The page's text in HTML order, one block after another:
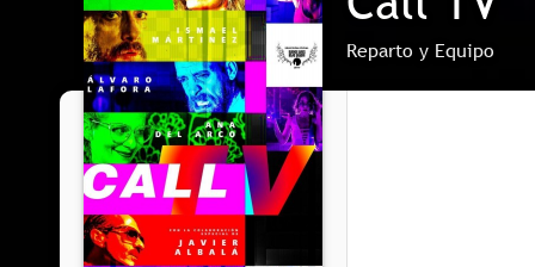
Reparto y Equipo